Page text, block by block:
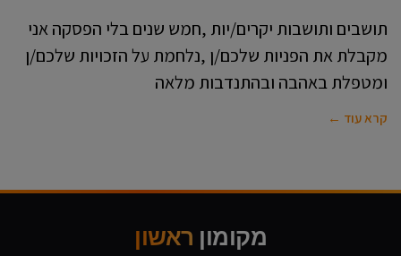
תושבים ותושבות יקרים/יות ,חמש שנים בלי הפסקה אני
מקבלת את הפניות שלכם/ן ,נלחמת על הזכויות שלכם/ן
ומטפלת באהבה ובהתנדבות מלאה
קרא עוד ←
מקומון ראשון